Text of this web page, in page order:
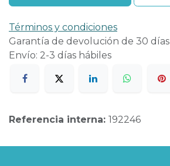
Términos y condiciones
Garantía de devolución de 30 días
Envío: 2-3 días hábiles
Referencia interna: 192246